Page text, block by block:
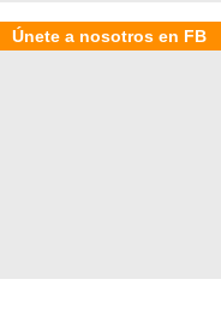
Únete a nosotros en FB